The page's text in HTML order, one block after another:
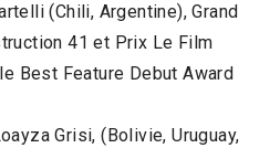
(Chili, Argentine), Grand
41 et Prix Le Film
Best Feature Debut Award
Grisi, (Bolivie, Uruguay,